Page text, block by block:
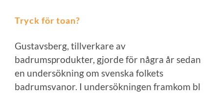
Tryck för toan?
Gustavsberg, tillverkare av
badrumsprodukter, gjorde för några år sedan
en undersökning om svenska folkets
badrumsvanor. I undersökningen framkom bl